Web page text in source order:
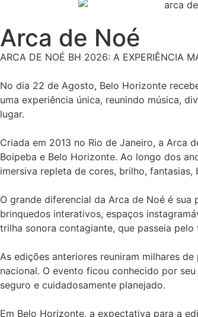
Arca de Noé
ARCA DE NOÉ BH 2026: A EXPERIÊNCIA
No dia 22 de Agosto, Belo Horizonte
uma experiência única, reunindo música,
lugar.
Criada em 2013 no Rio de Janeiro, a Arca
Boipeba e Belo Horizonte. Ao longo dos
imersiva repleta de cores, brilho,
O grande diferencial da Arca de Noé é
brinquedos interativos, espaços
trilha sonora contagiante, que passeia
As edições anteriores reuniram milhares
nacional. O evento ficou conhecido por
seguro e cuidadosamente planejado.
Em Belo Horizonte, a expectativa para a